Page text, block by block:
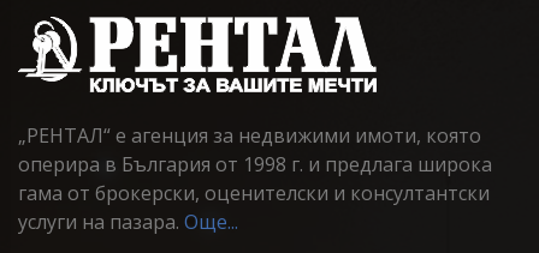
„РЕНТАЛ“ е агенция за недвижими имоти, която
оперира в България от 1998 г. и предлага широка
гама от брокерски, оценителски и консултантски
услуги на пазара. Още...